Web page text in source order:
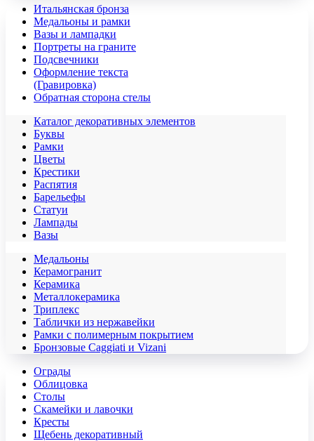
Итальянская бронза
Медальоны и рамки
Вазы и лампадки
Портреты на граните
Подсвечники
Оформление текста
(Гравировка)
Обратная сторона стелы
Каталог декоративных элементов
Буквы
Рамки
Цветы
Крестики
Распятия
Барельефы
Статуи
Лампады
Вазы
Медальоны
Керамогранит
Керамика
Металлокерамика
Триплекс
Таблички из нержавейки
Рамки с полимерным покрытием
Бронзовые Caggiati и Vizani
Ограды
Облицовка
Столы
Скамейки и лавочки
Кресты
Щебень декоративный